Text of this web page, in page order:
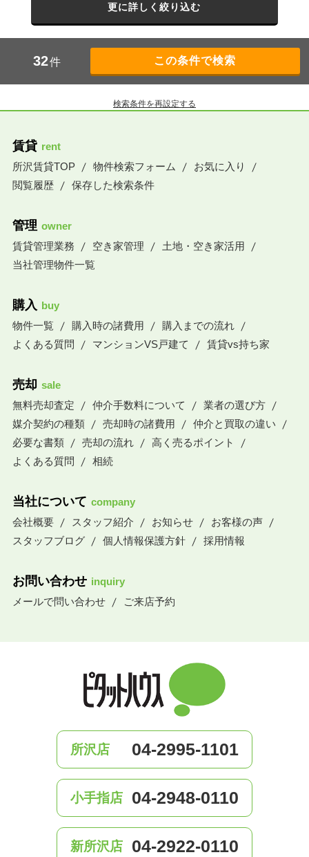
更に詳しく絞り込む
32件
検索条件を再設定する
賃貸 rent
所沢賃貸TOP
物件検索フォーム
お気に入り
閲覧履歴
保存した検索条件
管理 owner
賃貸管理業務
空き家管理
土地・空き家活用
当社管理物件一覧
購入 buy
物件一覧
購入時の諸費用
購入までの流れ
よくある質問
マンションVS戸建て 賃貸vs持ち家
売却 sale
無料売却査定
仲介手数料について
業者の選び方
媒介契約の種類
売却時の諸費用
仲介と買取の違い
必要な書類
売却の流れ
高く売るポイント
よくある質問
相続
当社について company
会社概要
スタッフ紹介 お知らせ
お客様の声
スタッフブログ
個人情報保護方針 採用情報
お問い合わせ inquiry
メールで問い合わせ
ご来店予約
所沢店 04-2995-1101
小手指店 04-2948-0110
新所沢店 04-2922-0110